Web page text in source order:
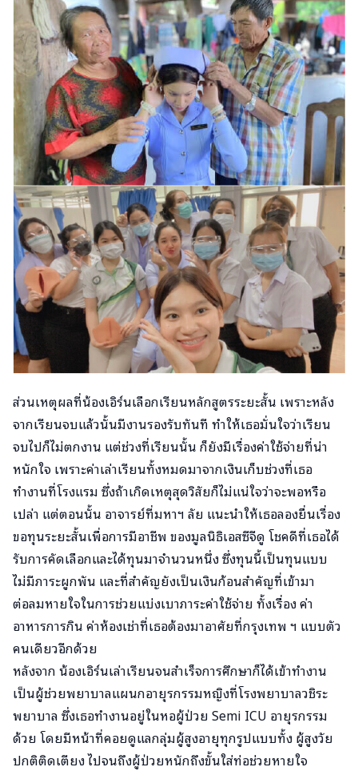
ส่วนเหตุผลที่น้องเอิร์นเลือกเรียนหลักสูตรระยะสั้น เพราะหลัง
จากเรียนจบแล้วนั้นมีงานรองรับทันที ทำให้เธอมั่นใจว่าเรียน
จบไปก็ไม่ตกงาน แต่ช่วงที่เรียนนั้น ก็ยังมีเรื่องค่าใช้จ่ายที่น่า
หนักใจ เพราะค่าเล่าเรียนทั้งหมดมาจากเงินเก็บช่วงที่เธอ
ทำงานที่โรงแรม ซึ่งถ้าเกิดเหตุสุดวิสัยก็ไม่แน่ใจว่าจะพอหรือ
เปล่า แต่ตอนนั้น อาจารย์ที่มหาฯ ลัย แนะนำให้เธอลองยื่นเรื่อง
ขอทุนระยะสั้นเพื่อการมีอาชีพ ของมูลนิธิเอสซีจีดู โชคดีที่เธอได้
รับการคัดเลือกและได้ทุนมาจำนวนหนึ่ง ซึ่งทุนนี้เป็นทุนแบบ
ไม่มีภาระผูกพัน และที่สำคัญยังเป็นเงินก้อนสำคัญที่เข้ามา
ต่อลมหายใจในการช่วยแบ่งเบาภาระค่าใช้จ่าย ทั้งเรื่อง ค่า
อาหารการกิน ค่าห้องเช่าที่เธอต้องมาอาศัยที่กรุงเทพ ฯ แบบตัว
คนเดียวอีกด้วย
หลังจาก น้องเอิร์นเล่าเรียนจนสำเร็จการศึกษาก็ได้เข้าทำงาน
เป็นผู้ช่วยพยาบาลแผนกอายุรกรรมหญิงที่โรงพยาบาลวชิระ
พยาบาล ซึ่งเธอทำงานอยู่ในหอผู้ป่วย Semi ICU อายุรกรรม
ด้วย โดยมีหน้าที่คอยดูแลกลุ่มผู้สูงอายุทุกรูปแบบทั้ง ผู้สูงวัย
ปกติติดเตียง ไปจนถึงผู้ป่วยหนักถึงขั้นใส่ท่อช่วยหายใจ